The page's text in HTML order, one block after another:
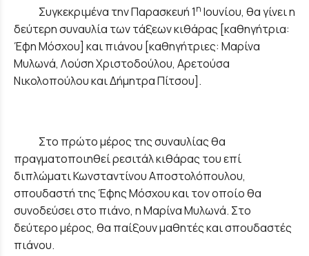
Συγκεκριμένα την Παρασκευή 1η Ιουνίου, θα γίνει η
δεύτερη συναυλία των τάξεων κιθάρας [καθηγήτρια:
Έφη Μόσχου] και πιάνου [καθηγήτριες: Μαρίνα
Μυλωνά, Λούση Χριστοδούλου, Αρετούσα
Νικολοπούλου και Δήμητρα Πίτσου].
Στο πρώτο μέρος της συναυλίας θα
πραγματοποιηθεί ρεσιτάλ κιθάρας του επί
διπλώματι Κωνσταντίνου Αποστολόπουλου,
σπουδαστή της Έφης Μόσχου και τον οποίο θα
συνοδεύσει στο πιάνο, η Μαρίνα Μυλωνά. Στο
δεύτερο μέρος, θα παίξουν μαθητές και σπουδαστές
πιάνου.